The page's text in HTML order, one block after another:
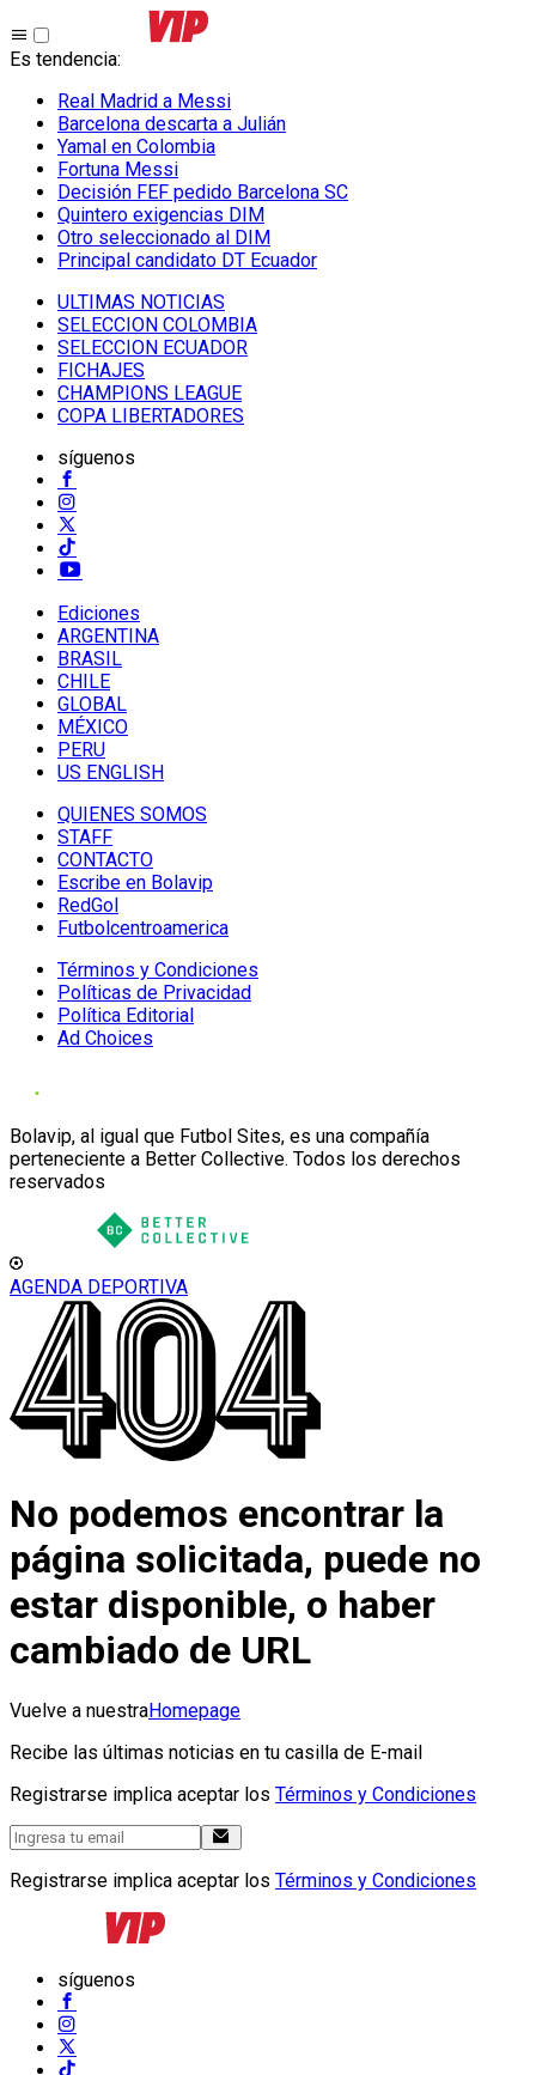
Es tendencia:
Real Madrid a Messi
Barcelona descarta a Julián
Yamal en Colombia
Fortuna Messi
Decisión FEF pedido Barcelona SC
Quintero exigencias DIM
Otro seleccionado al DIM
Principal candidato DT Ecuador
ULTIMAS NOTICIAS
SELECCION COLOMBIA
SELECCION ECUADOR
FICHAJES
CHAMPIONS LEAGUE
COPA LIBERTADORES
síguenos
Ediciones
ARGENTINA
BRASIL
CHILE
GLOBAL
MÉXICO
PERU
US ENGLISH
QUIENES SOMOS
STAFF
CONTACTO
Escribe en Bolavip
RedGol
Futbolcentroamerica
Términos y Condiciones
Políticas de Privacidad
Política Editorial
Ad Choices
Bolavip, al igual que Futbol Sites, es una compañía
perteneciente a Better Collective. Todos los derechos
reservados
AGENDA DEPORTIVA
No podemos encontrar la
página solicitada, puede no
estar disponible, o haber
cambiado de URL
Vuelve a nuestraHomepage
Recibe las últimas noticias en tu casilla de E-mail
Registrarse implica aceptar los Términos y Condiciones
Registrarse implica aceptar los Términos y Condiciones
síguenos